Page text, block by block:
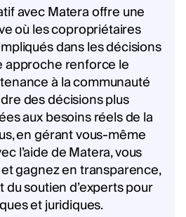
avec Matera offre une
où les copropriétaires
dans les décisions
approche renforce le
à la communauté
des décisions plus
aux besoins réels de la
en gérant vous-même
l’aide de Matera, vous
gagnez en transparence,
soutien d’experts pour
et juridiques.